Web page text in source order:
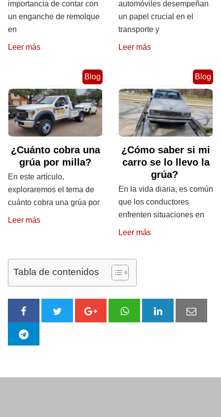
importancia de contar con
un enganche de remolque
en
Leer más
automóviles desempeñan
un papel crucial en el
transporte y
Leer más
Blog
¿Cuánto cobra una
grúa por milla?
En este artículo,
exploraremos el tema de
cuánto cobra una grúa por
Leer más
Blog
¿Cómo saber si mi
carro se lo llevo la
grúa?
En la vida diaria, es común
que los conductores
enfrenten situaciones en
Leer más
Tabla de contenidos